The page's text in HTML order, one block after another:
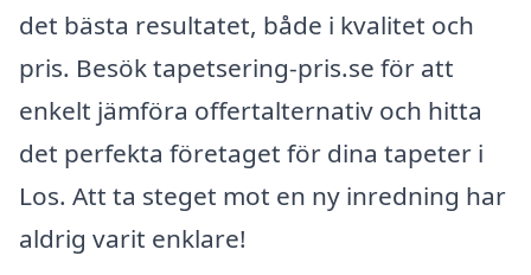
det bästa resultatet, både i kvalitet och
pris. Besök tapetsering-pris.se för att
enkelt jämföra offertalternativ och hitta
det perfekta företaget för dina tapeter i
Los. Att ta steget mot en ny inredning har
aldrig varit enklare!